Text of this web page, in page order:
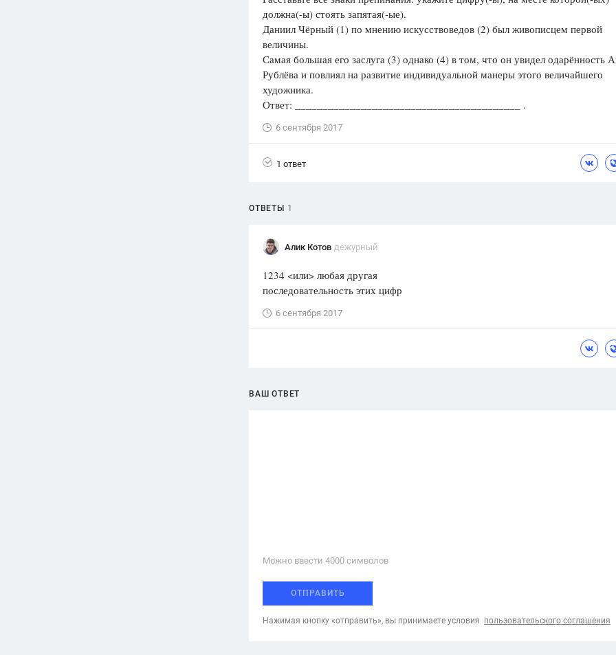
Вузы
1752 ответа
Олимпиады
ответа
Spotlight
Отношения,Любовь,Красота,
должна(-ы) стоять запятая(-ые).
Даниил Чёрный (1) по мнению искусствоведов (2) был живописцем первой
величины.
Самая большая его заслуга (3) однако (4) в том, что он увидел одарённость
Рублёва и повлиял на развитие индивидуальной манеры этого величайшего
художника.
Ответ: _________________________________________ .
6 сентября 2017
1 ответ
ОТВЕТЫ 1
Алик Котов дежурный
1234 <или> любая другая
последовательность этих цифр
6 сентября 2017
ВАШ ОТВЕТ
Можно ввести 4000 cимволов
ОТПРАВИТЬ
Нажимая кнопку «отправить», вы принимаете условия пользовательского соглашения